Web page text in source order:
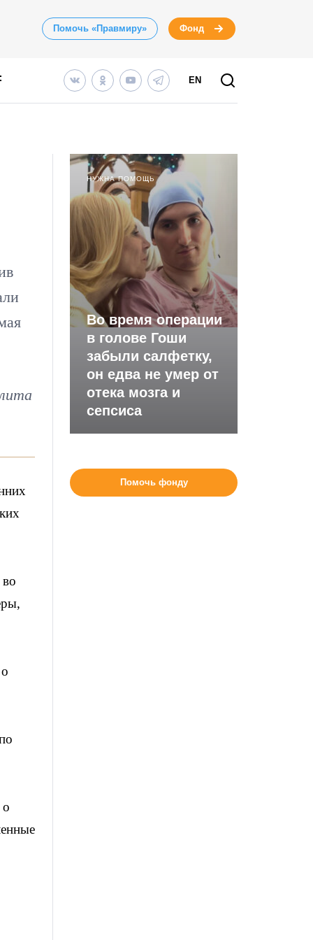
Помочь «Правмиру» Фонд
EN
НУЖНА ПОМОЩЬ
Во время операции
в голове Гоши
забыли салфетку,
он едва не умер от
отека мозга и
сепсиса
Помочь фонду